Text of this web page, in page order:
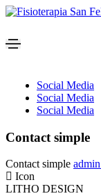
Social Media
Social Media
Social Media
Contact simple
Contact simple admin
Icon
LITHO DESIGN